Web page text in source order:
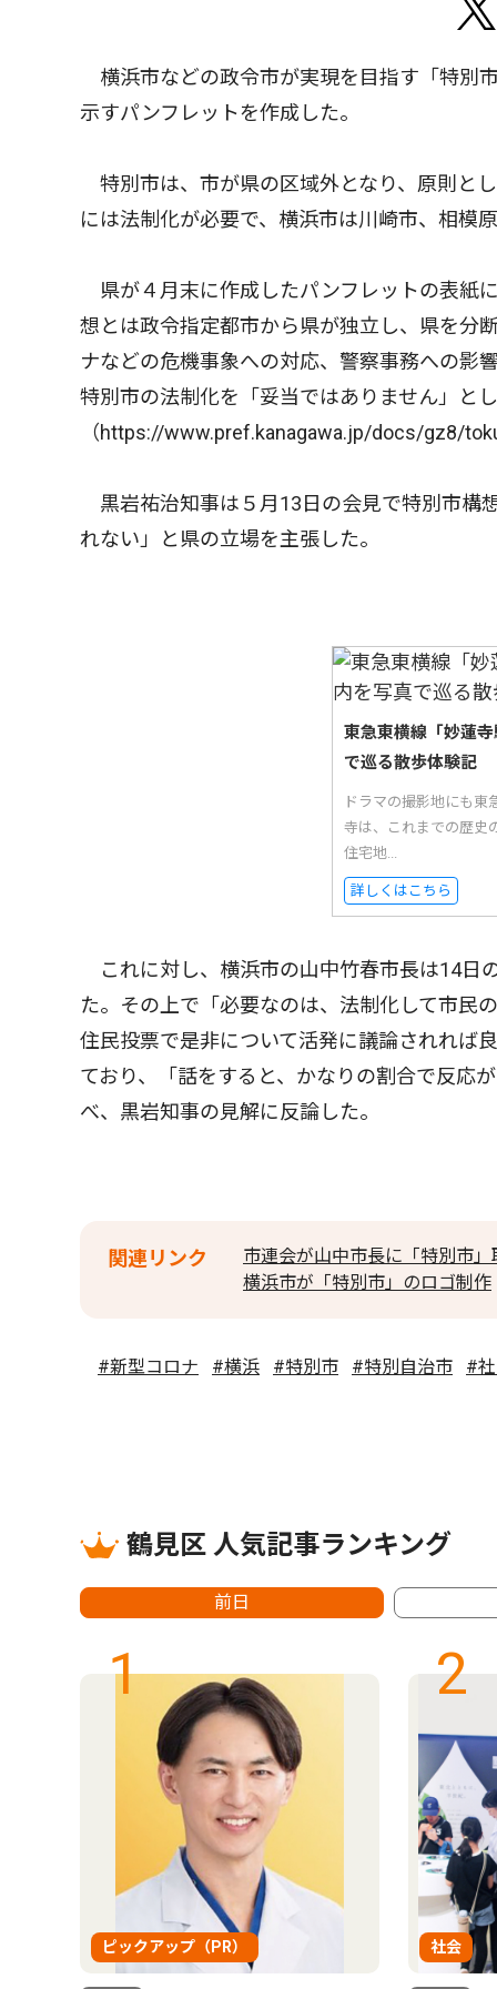
横浜市などの政令市が実現を目指す「特別
示すパンフレットを作成した。
特別市は、市が県の区域外となり、原則と
には法制化が必要で、横浜市は川崎市、相模
県が４月末に作成したパンフレットの表紙
想とは政令指定都市から県が独立し、県を分
ナなどの危機事象への対応、警察事務への影
特別市の法制化を「妥当ではありません」と
（https://www.pref.kanagawa.jp/docs/gz8/
黒岩祐治知事は５月13日の会見で特別市構
れない」と県の立場を主張した。
東急東横線「妙蓮
で巡る散歩体験記
ドラマの撮影地にも
寺は、これまでの歴史
住宅地...
詳しくはこちら
これに対し、横浜市の山中竹春市長は14日
た。その上で「必要なのは、法制化して市民
住民投票で是非について活発に議論されれば
ており、「話をすると、かなりの割合で反応
べ、黒岩知事の見解に反論した。
関連リンク
市連会が山中市長に「特別市
横浜市が「特別市」のロゴ制作
#新型コロナ #横浜 #特別市 #特別自治市 #
鶴見区 人気記事ランキング
前日
1
ピックアップ（PR）
2
社会